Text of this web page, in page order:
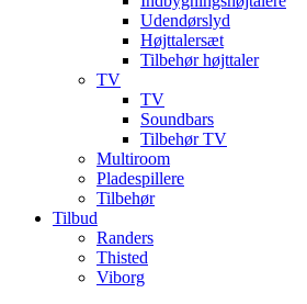
Udendørslyd
Højttalersæt
Tilbehør højttaler
TV
TV
Soundbars
Tilbehør TV
Multiroom
Pladespillere
Tilbehør
Tilbud
Randers
Thisted
Viborg